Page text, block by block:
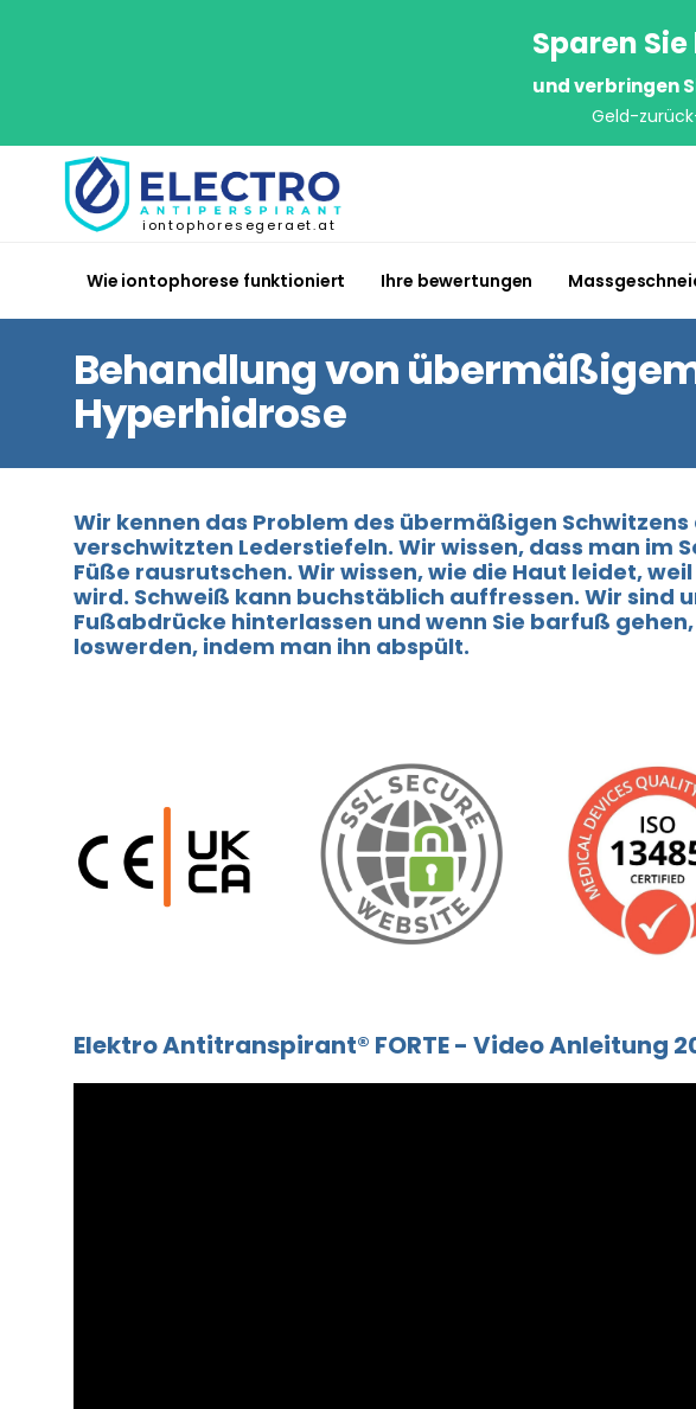
Sparen
und verbringen
Geld-
iontophoresegeraet.at
Wie iontophorese funktioniert Ihre bewertungen
Behandlung von
Hyperhidrose
Wir kennen das Problem des übermäßigen
verschwitzten Lederstiefeln. Wir wissen, dass man im
Füße rausrutschen. Wir wissen, wie die Haut leidet,
wird. Schweiß kann buchstäblich auffressen. Wir sind
Fußabdrücke hinterlassen und wenn Sie barfuß
loswerden, indem man ihn abspült.
Elektro Antitranspirant® FORTE - Video Anleitung